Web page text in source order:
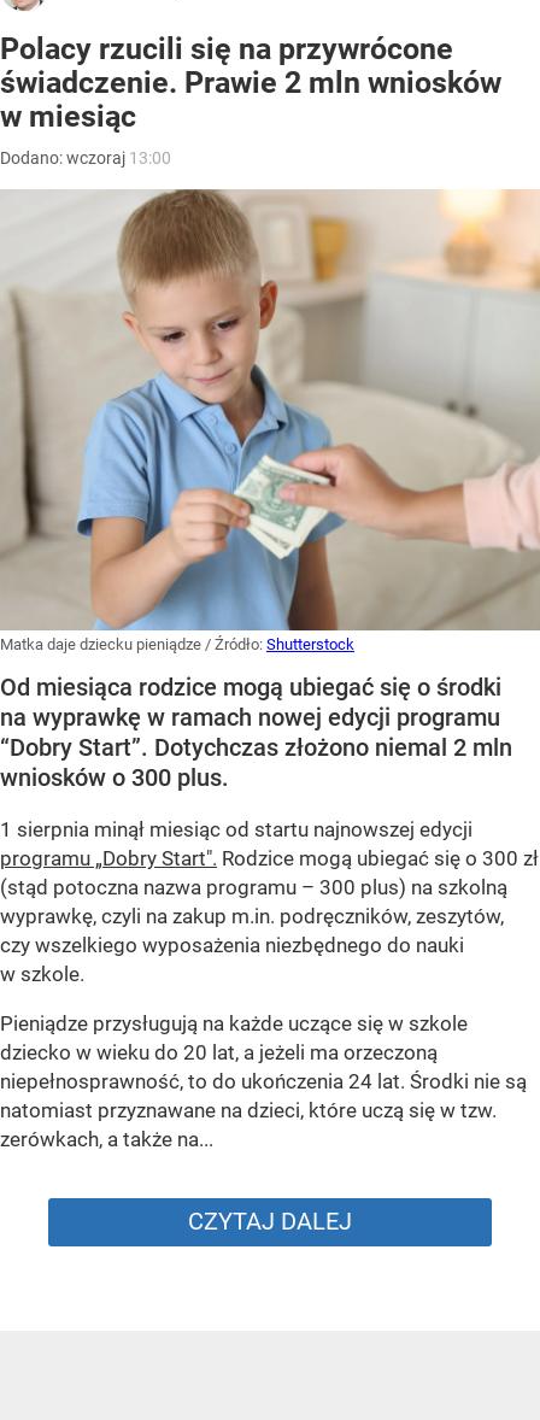
Polacy rzucili się na przywrócone
świadczenie. Prawie 2 mln wniosków
w miesiąc
Dodano:wczoraj 13:00
Matka daje dziecku pieniądze / Źródło: Shutterstock
Od miesiąca rodzice mogą ubiegać się o środki
na wyprawkę w ramach nowej edycji programu
“Dobry Start”. Dotychczas złożono niemal 2 mln
wniosków o 300 plus.
1 sierpnia minął miesiąc od startu najnowszej edycji
programu „Dobry Start". Rodzice mogą ubiegać się o 300 zł
(stąd potoczna nazwa programu – 300 plus) na szkolną
wyprawkę, czyli na zakup m.in. podręczników, zeszytów,
czy wszelkiego wyposażenia niezbędnego do nauki
w szkole.
Pieniądze przysługują na każde uczące się w szkole
dziecko w wieku do 20 lat, a jeżeli ma orzeczoną
niepełnosprawność, to do ukończenia 24 lat. Środki nie są
natomiast przyznawane na dzieci, które uczą się w tzw.
zerówkach, a także na...
CZYTAJ DALEJ